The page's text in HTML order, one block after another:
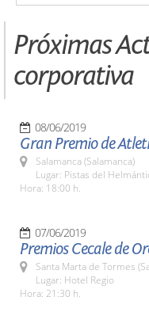
Próximas
corporativa
08/06/2019
Gran Premio de
Salamanca (Salamanca)
Lugar: Pistas del
Hora: 18:00 h.
07/06/2019
Premios Cecale de
Santa Marta de Tormes
Lugar: Hotel Regio
Hora: 21:30 h.